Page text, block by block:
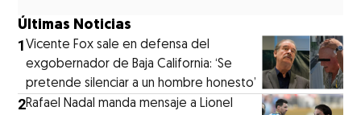
Últimas Noticias
1Vicente Fox sale en defensa del
exgobernador de Baja California: ‘Se
pretende silenciar a un hombre honesto’
2Rafael Nadal manda mensaje a Lionel